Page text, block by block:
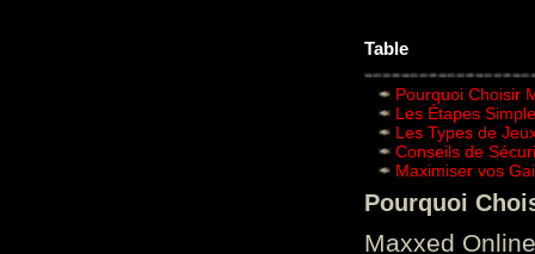
Table
Pourquoi Choisir
Les Étapes
Les Types de
Conseils de
Maximiser vos
Pourquoi
Maxxed